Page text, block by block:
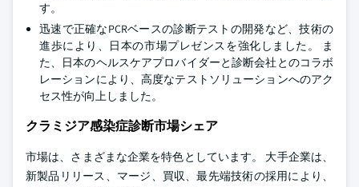
す。
迅速で正確なPCRベースの診断テストの開発など、技術の
進歩により、日本の市場プレゼンスを強化しました。 ま
た、日本のヘルスケアプロバイダーと診断会社とのコラボ
レーションにより、高度なテストソリューションへのアク
セス性が向上しました。
クラミジア感染症診断市場シェア
市場は、さまざまな企業を特色としています。 大手企業は、
新製品リリース、マージ、買収、最先端技術の採用により、